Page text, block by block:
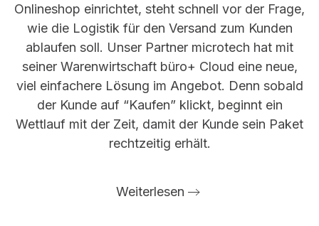
Onlineshop einrichtet, steht schnell vor der Frage,
wie die Logistik für den Versand zum Kunden
ablaufen soll. Unser Partner microtech hat mit
seiner Warenwirtschaft büro+ Cloud eine neue,
viel einfachere Lösung im Angebot. Denn sobald
der Kunde auf “Kaufen” klickt, beginnt ein
Wettlauf mit der Zeit, damit der Kunde sein Paket
rechtzeitig erhält.
Weiterlesen